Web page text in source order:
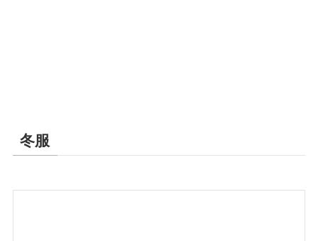
冬服